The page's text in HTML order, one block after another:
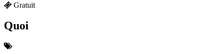
Gratuit
Quoi